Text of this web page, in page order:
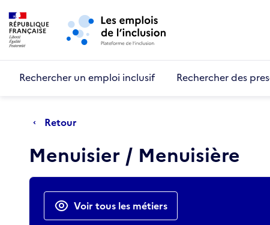
Aller au menu principal
Rechercher un emploi inclusif Rechercher des
Retour
Menuisier / Menuisière
Actions rapides
Voir tous les métiers